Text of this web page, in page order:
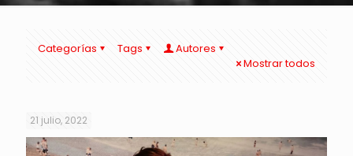
Categorías Tags
Autores
Mostrar todos
21 julio, 2022